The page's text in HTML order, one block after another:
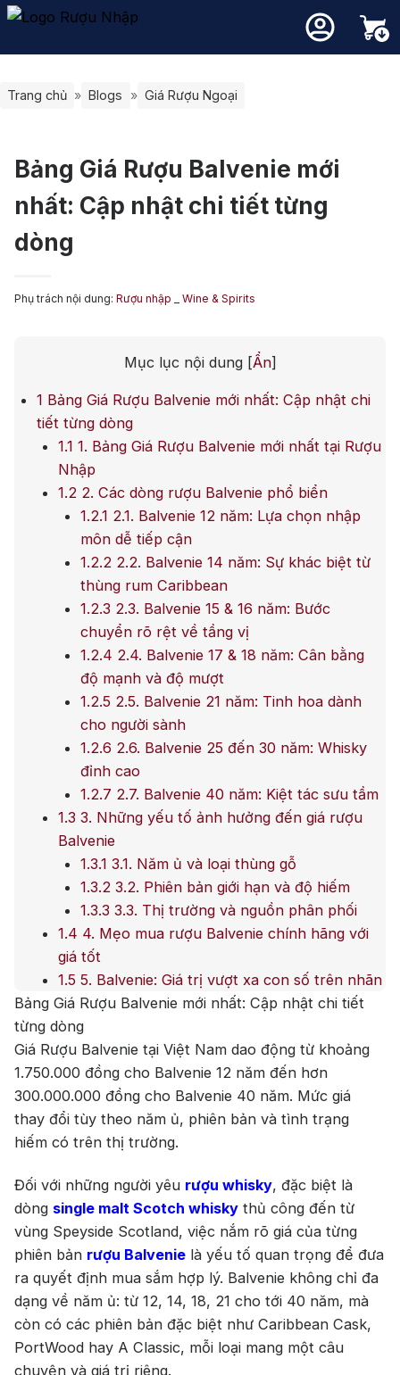
Chưa có sản phẩm trong giỏ hàng.
Trang chủ » Blogs » Giá Rượu Ngoại
Bảng Giá Rượu Balvenie mới
nhất: Cập nhật chi tiết từng
dòng
Phụ trách nội dung:Rượu nhập _ Wine & Spirits
Mục lục nội dung [Ẩn]
1 Bảng Giá Rượu Balvenie mới nhất: Cập nhật chi
tiết từng dòng
1.1 1. Bảng Giá Rượu Balvenie mới nhất tại Rượu
Nhập
1.2 2. Các dòng rượu Balvenie phổ biển
1.2.1 2.1. Balvenie 12 năm: Lựa chọn nhập
môn dễ tiếp cận
1.2.22.2. Balvenie 14 năm: Sự khác biệt từ
thùng rum Caribbean
1.2.3 2.3. Balvenie 15 & 16 năm: Bước
chuyển rõ rệt về tầng vị
1.2.4 2.4. Balvenie 17 & 18 năm: Cân bằng
độ mạnh và độ mượt
1.2.52.5. Balvenie 21 năm: Tinh hoa dành
cho người sành
1.2.6 2.6. Balvenie 25 đến 30 năm: Whisky
đỉnh cao
1.2.7 2.7. Balvenie 40 năm: Kiệt tác sưu tầm
1.3 3. Những yếu tố ảnh hưởng đến giá rượu
Balvenie
1.3.1 3.1. Năm ủ và loại thùng gỗ
1.3.23.2. Phiên bản giới hạn và độ hiếm
1.3.3 3.3. Thị trường và nguồn phân phối
1.4 4. Mẹo mua rượu Balvenie chính hãng với
giá tốt
1.5 5. Balvenie: Giá trị vượt xa con số trên nhãn
Bảng Giá Rượu Balvenie mới nhất: Cập nhật chi tiết
từng dòng
Giá Rượu Balvenie tại Việt Nam dao động từ khoảng
1.750.000 đồng cho Balvenie 12 năm đến hơn
300.000.000 đồng cho Balvenie 40 năm. Mức giá
thay đổi tùy theo năm ủ, phiên bản và tình trạng
hiếm có trên thị trường.
Đối với những người yêu rượu whisky, đặc biệt là
dòng single malt Scotch whisky thủ công đến từ
vùng Speyside Scotland, việc nắm rõ giá của từng
phiên bản rượu Balvenie là yếu tố quan trọng để đưa
ra quyết định mua sắm hợp lý. Balvenie không chỉ đa
dạng về năm ủ: từ 12, 14, 18, 21 cho tới 40 năm, mà
còn có các phiên bản đặc biệt như Caribbean Cask,
PortWood hay A Classic, mỗi loại mang một câu
chuyện và giá trị riêng.